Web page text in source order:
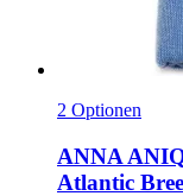
2 Optionen
ANNA
Atlantic